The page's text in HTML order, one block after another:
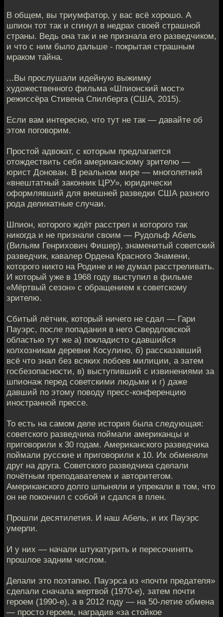
В общем, вы триумфатор, у вас всё хорошо. А
шпион тот так и сгинул в недрах своей страшной
страны. Ведь она так и не признала его разведчиком,
и что с ним было дальше - покрытая страшным
мраком тайна.
...Вы прослушали идейную выжимку
художественного фильма «Шпионский мост»
режиссёра Стивена Спилберга (США, 2015).
Если вам интересно, что тут не так — давайте об
этом поговорим.
Простой адвокат, с которым предлагается
отождествить себя американскому зрителю —
юрист Донован. В реальном мире — многолетний
«внештатный законник ЦРУ», юридически
оформлявший для внешней разведки США разного
рода деликатные случаи.
Шпион, которого ждёт расстрел и которого так
никогда и не признали своим — Рудольф Абель
(Вильям Генрихович Фишер), знаменитый советский
разведчик, кавалер Ордена Красного Знамени,
которого никто на Родине и не думал расстреливать.
И который уже в 1968 году выступил в фильме
«Мёртвый сезон» с обращением к советскому
зрителю.
Сбитый лётчик, который ничего не сдал — Гари
Пауэрс, после попадания в него Свердловской
областью тут же а) покладисто сдавшийся
колхозникам деревни Косулино, б) рассказавший
всё что знал без всяких побоев милиции, а затем
госбезопасности, в) выступивший с извинениями за
шпионаж перед советскими людьми и г) даже
давший по этому поводу пресс-конференцию
иностранной прессе.
То есть на самом деле история была следующая:
советского разведчика поймали американцы и
приговорили к 30 годам. Американского разведчика
поймали русские и приговорили к 10. Их обменяли
друг на друга. Советского разведчика сделали
почётным преподавателем и авторитетом.
Американского долго шпыняли и упрекали в том, что
он не покончил с собой и сдался в плен.
Прошли десятилетия. И наш Абель, и их Пауэрс
умерли.
И у них — начали штукатурить и пересочинять
прошлое задним числом.
Делали это поэтапно. Пауэрса из «почти предателя»
сделали сначала жертвой (1970-е), затем почти
героем (1990-е), а в 2012 году — на 50-летие обмена
— просто героем, наградив «за стойкое